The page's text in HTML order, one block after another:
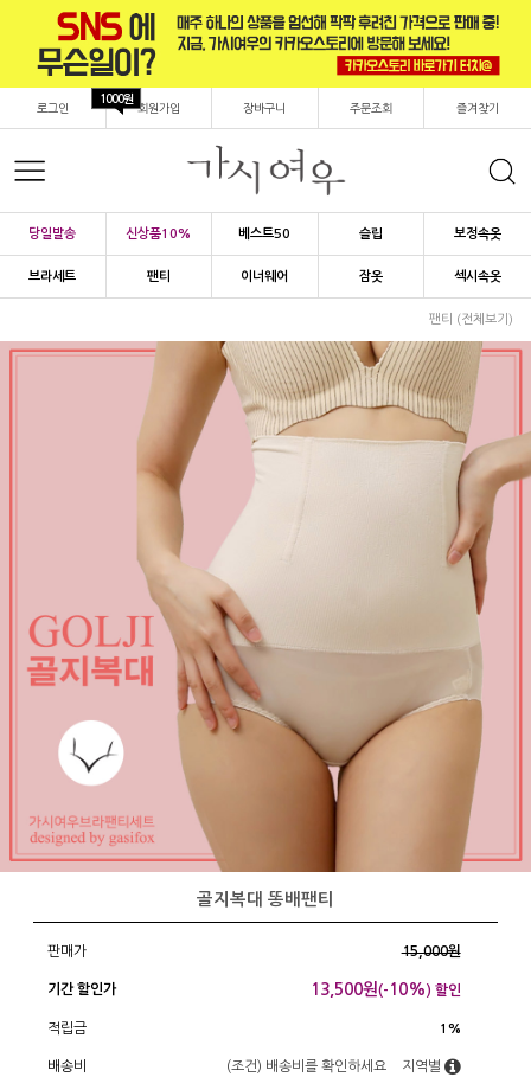
로그인 회원가입
1000원
장바구니 주문조회 즐겨찾기
당일발송 신상품10% 베스트50 슬립 보정속옷
브라세트 팬티 이너웨어 잠옷 섹시속옷
팬티 (전체보기)
골지복대 똥배팬티
판매가 15,000원
기간 할인가 13,500원(- 10%) 할인
적립금 1%
배송비 (조건) 배송비를 확인하세요 지역별